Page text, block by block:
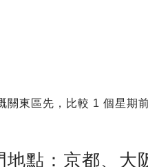
關東區先，比較 1 個星期
點：京都、大